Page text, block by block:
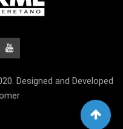
Designed and Developed